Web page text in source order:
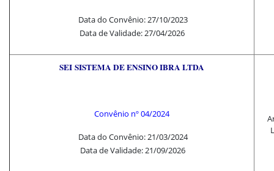
Data do Convênio: 27/10/2023
Data de Validade: 27/04/2026
SEI SISTEMA DE ENSINO IBRA LTDA
Convênio nº 04/2024
Data do Convênio: 21/03/2024
Data de Validade: 21/09/2026